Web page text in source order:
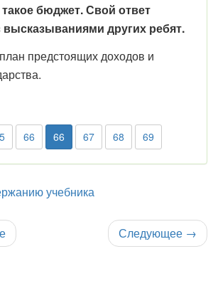
бюджет. Свой ответ
других ребят.
предстоящих доходов и
66 66 67 68 69
учебника
Следующее →